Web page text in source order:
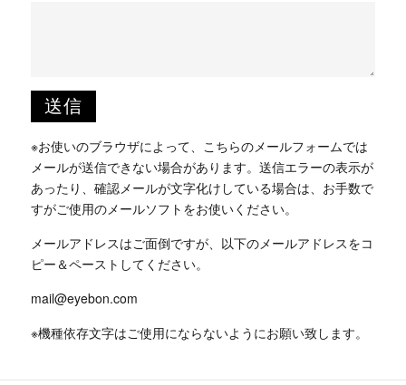
※お使いのブラウザによって、こちらのメールフォームでは
メールが送信できない場合があります。送信エラーの表示が
あったり、確認メールが文字化けしている場合は、お手数で
すがご使用のメールソフトをお使いください。
メールアドレスはご面倒ですが、以下のメールアドレスをコ
ピー＆ペーストしてください。
mail@eyebon.com
※機種依存文字はご使用にならないようにお願い致します。